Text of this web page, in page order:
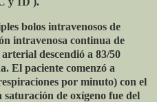
bolos intravenosos de
intravenosa continua de
descendió a 83/50
El paciente comenzó a
por minuto) con el
saturación de oxígeno fue del